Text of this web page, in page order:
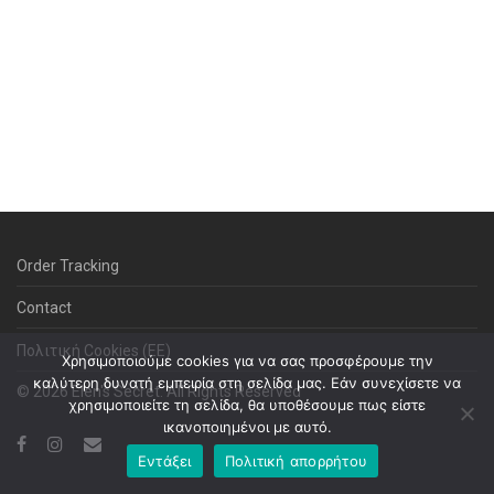
Order Tracking
Contact
Πολιτική Cookies (ΕΕ)
© 2026 Elen's Secret. All Rights Reserved
Χρησιμοποιούμε cookies για να σας προσφέρουμε την
καλύτερη δυνατή εμπειρία στη σελίδα μας. Εάν συνεχίσετε να
χρησιμοποιείτε τη σελίδα, θα υποθέσουμε πως είστε
ικανοποιημένοι με αυτό.
Εντάξει
Πολιτική απορρήτου